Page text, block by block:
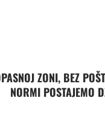
ZONI, BEZ
NORMI POSTAJEMO